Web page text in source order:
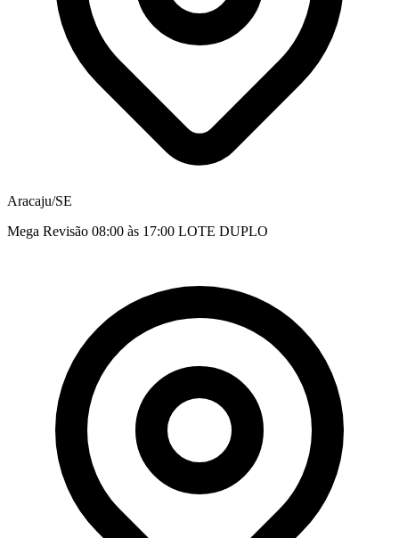
Aracaju/SE
Mega Revisão 08:00 às 17:00 LOTE DUPLO